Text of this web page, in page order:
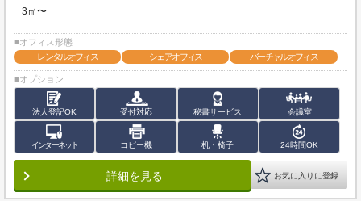
3㎡〜
■オフィス形態
レンタルオフィス
シェアオフィス バーチャルオフィス
■オプション
法人登記OK 受付対応 秘書サービス 会議室
インターネット コピー機 机・椅子 24時間OK
詳細を見る お気に入りに登録